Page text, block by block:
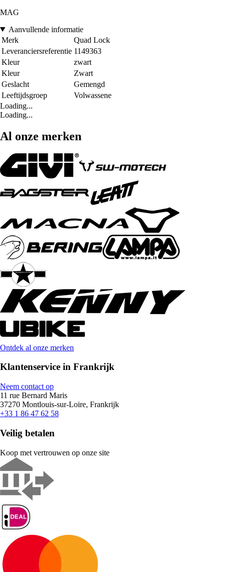
MAG
Aanvullende informatie
Merk
Quad Lock
Leveranciersreferentie 1149363
Kleur
zwart
Kleur
Zwart
Geslacht
Gemengd
Leeftijdsgroep
Volwassene
Loading...
Loading...
Al onze merken
Ontdek al onze merken
Klantenservice in Frankrijk
Neem contact op
11 rue Bernard Maris
37270 Montlouis-sur-Loire, Frankrijk
+33 1 86 47 62 58
Veilig betalen
Koop met vertrouwen op onze site